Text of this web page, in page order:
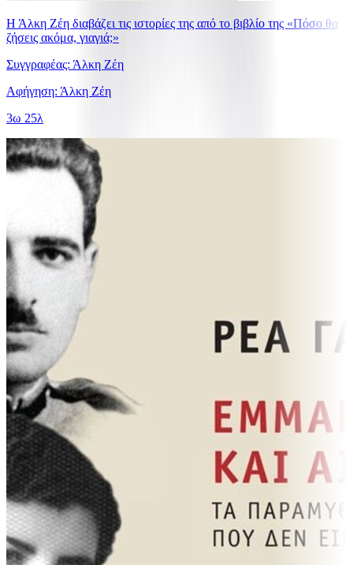
Η Άλκη Ζέη διαβάζει τις ιστορίες της από το βιβλίο της «Πόσο θα
ζήσεις ακόμα, γιαγιά;»
Συγγραφέας: Άλκη Ζέη
Αφήγηση: Άλκη Ζέη
3ω 25λ